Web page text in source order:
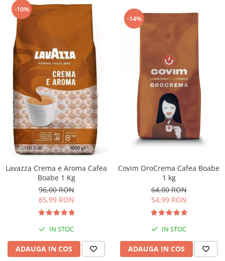
-10%
Lavazza Crema e Aroma Cafea
Boabe 1 Kg
96,00 RON
85,99 RON
IN STOC
ADAUGA IN COS
-14%
Covim OroCrema Cafea Boabe
1 kg
64,00 RON
54,99 RON
IN STOC
ADAUGA IN COS